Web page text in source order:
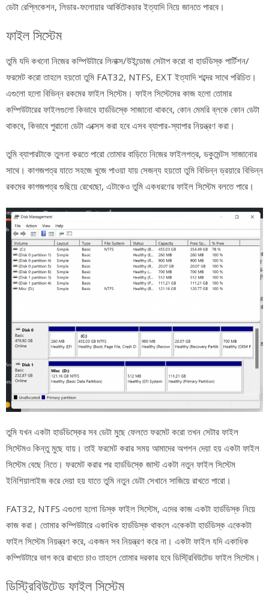
ডেটা রেপ্লিকেশন, লিডার-ফলোয়ার আর্কিটেকচার ইত্যাদি নিয়ে জানতে পারবে।
ফাইল সিস্টেম
তুমি যদি কখনো নিজের কম্পিউটারে লিনাক্স/উইন্ডোজ সেটাপ করো বা হার্ডডিস্ক পার্টিশন/
ফরমেট করো তাহলে হয়তো তুমি FAT32, NTFS, EXT ইত্যাদি শব্দের সাথে পরিচিত।
এগুলো হলো বিভিন্ন রকমের ফাইল সিস্টেম। ফাইল সিস্টেমের কাজ হলো তোমার
কম্পিউটারের ফাইলগুলো কিভাবে হার্ডডিস্কে সাজানো থাকবে, কোন মেমরি ব্লকে কোন ডেটা
থাকবে, কিভাবে পুরানো ডেটা এক্সেস করা হবে এসব ব্যাপার-স্যাপার নিয়ন্ত্রণ করা।
তুমি ব্যাপারটাকে তুলনা করতে পারো তোমার বাড়িতে নিজের ফাইলপত্র, ডকুমেন্টস সাজানোর
সাথে। কাগজপত্র যাতে সহজে খুজে পাওয়া যায় সেজন্য হয়তো তুমি বিভিন্ন ড্রয়ারে বিভিন্ন
রকমের কাগজপত্র গুছিয়ে রেখেছো, এটাকেও তুমি একধরণের ফাইল সিস্টেম বলতে পারে।
তুমি যখন একটা হার্ডডিস্কের সব ডেটা মুছে ফেলতে ফরমেট করো তখন সেটার ফাইল
সিস্টেমও কিন্তু মুছে যায়। তাই ফরমেট করার সময় আমাদের অপশন দেয়া হয় একটা ফাইল
সিস্টেম বেছে নিতে। ফরমেট করার পর হার্ডডিস্কে জাস্ট একটা নতুন ফাইল সিস্টেম
ইনিশিয়ালাইজ করে দেয়া হয় যাতে তুমি নতুন ডেটা সেখানে সাজিয়ে রাখতে পারো।
FAT32, NTFS এগুলো হলো ডিস্ক ফাইল সিস্টেম, এদের কাজ একটা হার্ডডিস্ক নিয়ে
কাজ করা। তোমার কম্পিউটারে একাধিক হার্ডডিস্ক থাকলে একেকটা হার্ডডিস্ক একেকটা
ফাইল সিস্টেম নিয়ন্ত্রণ করে, একজন সব নিয়ন্ত্রণ করে না। একটা ফাইল যদি একাধিক
কম্পিউটারে ভাগ করে রাখতে চাও তাহলে তোমার দরকার হবে ডিস্ট্রিবিউটেড ফাইল সিস্টেম।
ডিস্ট্রিবিউটেড ফাইল সিস্টেম